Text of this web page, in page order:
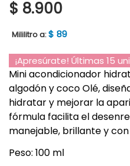
$ 8.900
Mililitro a:$ 89
¡Apresúrate! Últimas 15
Mini acondicionador
algodón y coco Olé,
hidratar y mejorar la
fórmula facilita el
manejable, brillante y
Peso: 100 ml